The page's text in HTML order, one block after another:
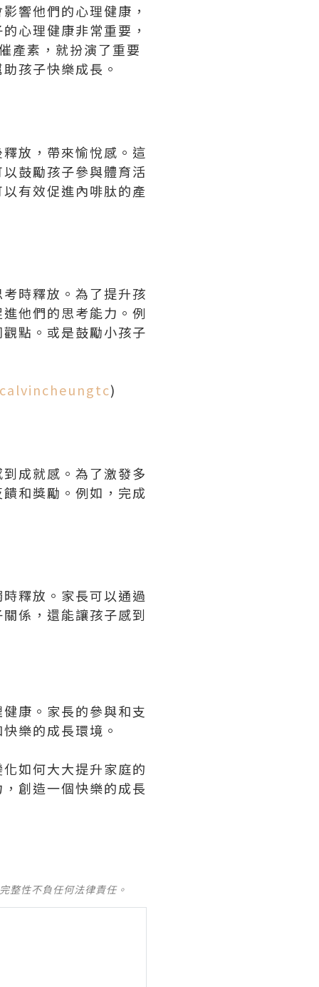
響他們的心理健康，
心理健康非常重要，
產素，就扮演了重要
孩子快樂成長。
放，帶來愉悅感。這
鼓勵孩子參與體育活
有效促進內啡肽的產
時釋放。為了提升孩
他們的思考能力。例
點。或是鼓勵小孩子
calvincheungtc)
成就感。為了激發多
和獎勵。例如，完成
釋放。家長可以通過
係，還能讓孩子感到
康。家長的參與和支
樂的成長環境。
如何大大提升家庭的
創造一個快樂的成長
整性不負任何法律責任。